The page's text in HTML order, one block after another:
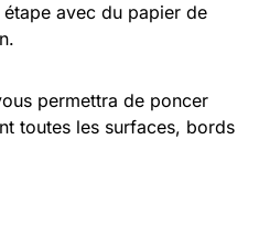
avec du papier de
permettra de poncer
toutes les surfaces, bords